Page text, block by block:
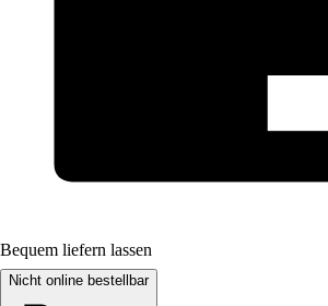
Bequem liefern lassen
Nicht online bestellbar